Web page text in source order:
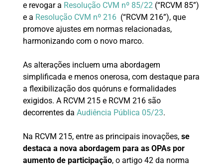
e revogar a Resolução CVM nº 85/22(“RCVM 85”)
e a Resolução CVM nº 216 (“RCVM 216”), que
promove ajustes em normas relacionadas,
harmonizando com o novo marco.
As alterações incluem uma abordagem
simplificada e menos onerosa, com destaque para
a flexibilização dos quóruns e formalidades
exigidos. A RCVM 215 e RCVM 216 são
decorrentes da Audiência Pública 05/23.
Na RCVM 215, entre as principais inovações, se
destaca a nova abordagem para as OPAs por
aumento de participação, o artigo 42 da norma